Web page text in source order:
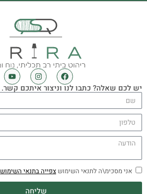
יש לכם שאלה? כתבו לנו וניצור איתכם קשר.
אני מסכימ\ה לתנאי השימוש צפייה בתנאי השימוש
שליחה